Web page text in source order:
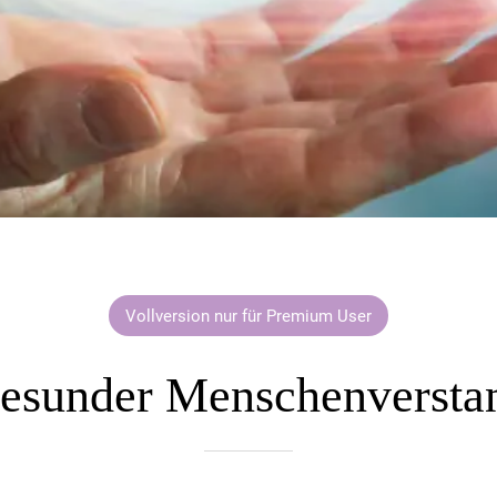
Vollversion nur für Premium User